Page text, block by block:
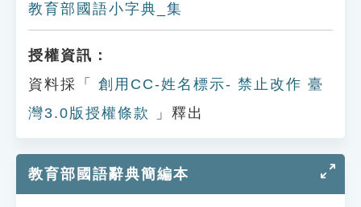
教育部國語小字典_集
授權資訊：
資料採「
創用CC-姓名標示- 禁止改作 臺
灣3.0版授權條款
」釋出
教育部國語辭典簡編本